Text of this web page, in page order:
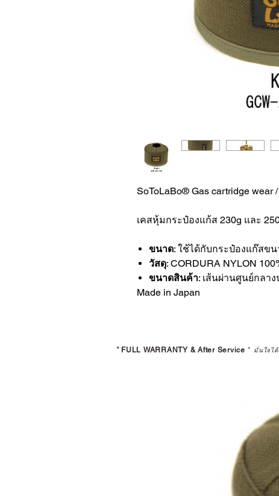
SoToLaBo® Gas cartridge wear
เคสหุ้มกระป๋องแก้ส 230g และ
ขนาด: ใช้ได้กับกระป๋องแก๊สขน
วัสดุ: CORDURA NYLON
ขนาดสินค้า: เส้นผ่านศูนย์กลา
Made in Japan
* FULL WARRANTY & After Service * มั่นใจไ